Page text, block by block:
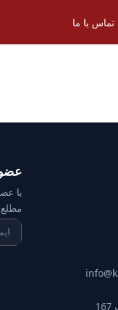
تماس با ما
با